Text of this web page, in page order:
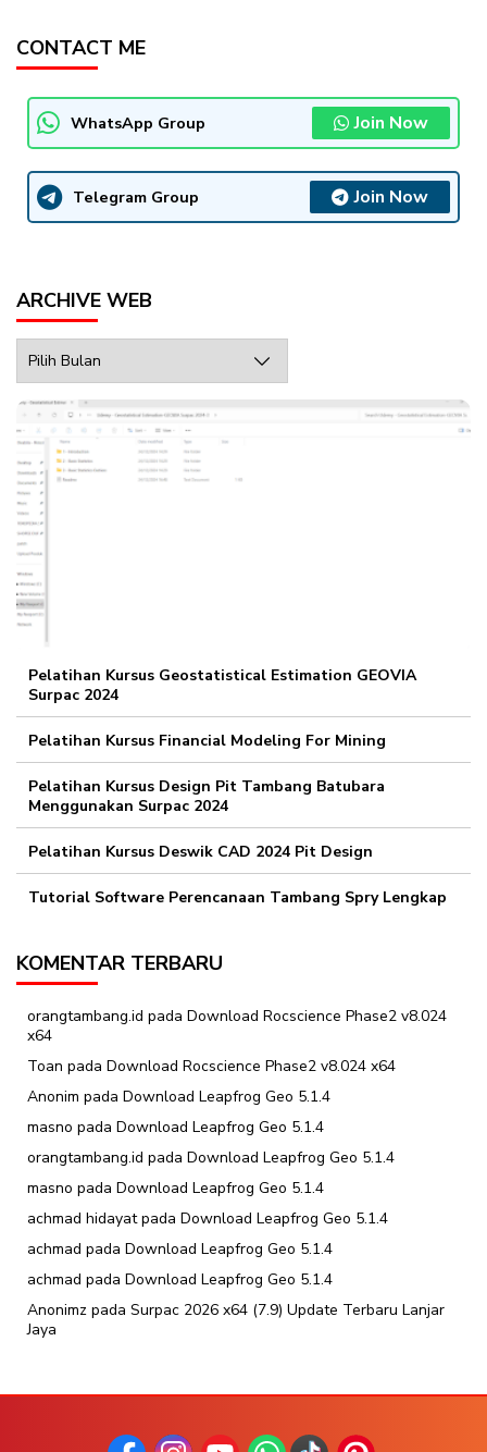
CONTACT ME
WhatsApp Group Join Now
Telegram Group Join Now
ARCHIVE WEB
Web
Pelatihan Kursus Geostatistical Estimation GEOVIA
Surpac 2024
Pelatihan Kursus Financial Modeling For Mining
Pelatihan Kursus Design Pit Tambang Batubara
Menggunakan Surpac 2024
Pelatihan Kursus Deswik CAD 2024 Pit Design
Tutorial Software Perencanaan Tambang Spry Lengkap
KOMENTAR TERBARU
orangtambang.id pada Download Rocscience Phase2 v8.024
x64
Toan pada Download Rocscience Phase2 v8.024 x64
Anonim pada Download Leapfrog Geo 5.1.4
masno pada Download Leapfrog Geo 5.1.4
orangtambang.id pada Download Leapfrog Geo 5.1.4
masno pada Download Leapfrog Geo 5.1.4
achmad hidayatpada Download Leapfrog Geo 5.1.4
achmad pada Download Leapfrog Geo 5.1.4
achmad pada Download Leapfrog Geo 5.1.4
Anonimz pada Surpac 2026 x64 (7.9) Update Terbaru Lanjar
Jaya